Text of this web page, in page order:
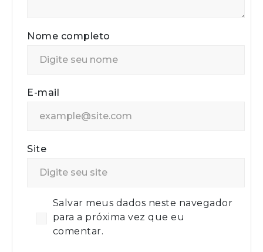
Nome completo
E-mail
Site
Salvar meus dados neste navegador
para a próxima vez que eu
comentar.